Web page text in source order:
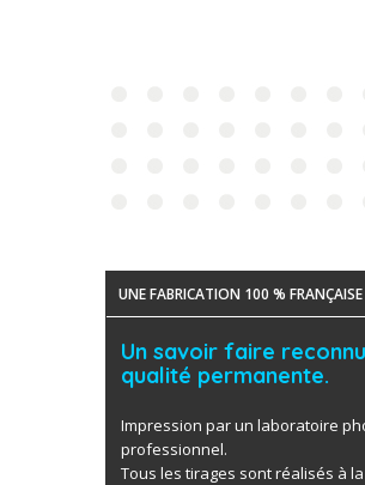
UNE FABRICATION 100 % FRANÇAISE
Un savoir faire
qualité permanente.
Impression par un laboratoire
professionnel.
Tous les tirages sont réalisés à